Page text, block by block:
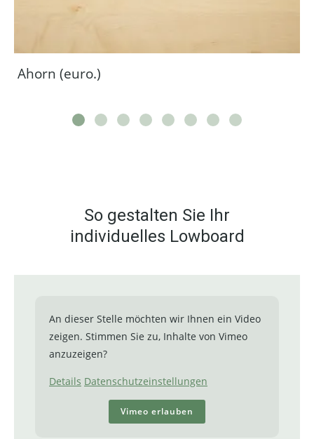
Ahorn (euro.)
So gestalten Sie Ihr
individuelles Lowboard
An dieser Stelle möchten wir Ihnen ein Video
zeigen. Stimmen Sie zu, Inhalte von Vimeo
anzuzeigen?
Details Datenschutzeinstellungen
Vimeo erlauben